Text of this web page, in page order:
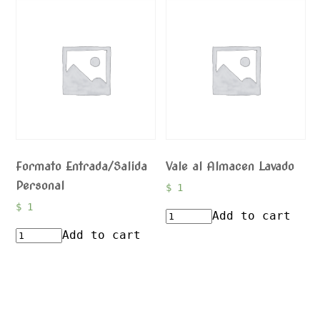
Formato Entrada/Salida
Personal
$1
Add to cart
Vale al Almacen Lavado
$ 1
Add to cart